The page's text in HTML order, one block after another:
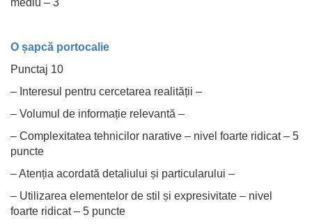
mediu – 3
O șapcă portocalie
Punctaj 10
– Interesul pentru cercetarea realității –
– Volumul de informație relevantă –
– Complexitatea tehnicilor narative – nivel foarte ridicat – 5
puncte
– Atenția acordată detaliului și particularului –
– Utilizarea elementelor de stil și expresivitate – nivel
foarte ridicat – 5 puncte